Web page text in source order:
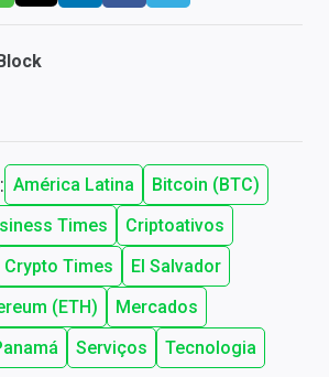
América Latina
Bitcoin (BTC)
Times
Criptoativos
Crypto Times
El Salvador
(ETH)
Mercados
Serviços
Tecnologia